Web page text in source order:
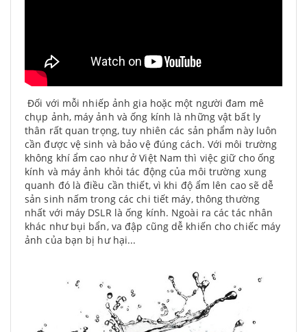
Đối với mỗi nhiếp ảnh gia hoặc một người đam mê
chụp ảnh, máy ảnh và ống kính là những vật bất ly
thân rất quan trọng, tuy nhiên các sản phẩm này luôn
cần được vệ sinh và bảo vệ đúng cách. Với môi trường
không khí ẩm cao như ở Việt Nam thì việc giữ cho ống
kính và máy ảnh khỏi tác động của môi trường xung
quanh đó là điều cần thiết, vì khi độ ẩm lên cao sẽ dễ
sản sinh nấm trong các chi tiết máy, thông thường
nhất với máy DSLR là ống kính. Ngoài ra các tác nhân
khác như bụi bẩn, va đập cũng dễ khiến cho chiếc máy
ảnh của bạn bị hư hại...